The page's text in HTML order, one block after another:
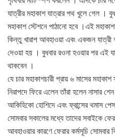
যাত্রীর মহাকাশ যাত্রার পথ খুলে গেল ।
মহাকাশ স্টেশনে পাঠানো হবে ।এই
কিন্তু খারাপ আবহাওয়া এবং একজন
দেওয়া হয় । বুধবার রওনা হওয়ার পর এই
থাকবেন ।
যে চার মহাকাশচারী প্রায় ৬ মাসের
নিরাপদে ফিরে এলেন তাঁরা হলেন নাসার
আকিহিকো হোশিদে এবং ফ্রান্সের থমাস
সোমবার সকালের মধ্যে তাদের সবাইকে
আবহাওয়ার কারণে ফেরার কর্মসূচি